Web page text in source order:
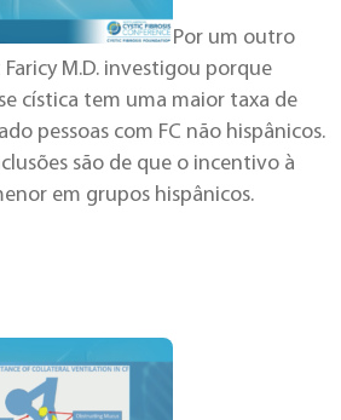
Por um outro
M.D. investigou porque
cística tem uma maior taxa de
pessoas com FC não hispânicos.
são de que o incentivo à
em grupos hispânicos.